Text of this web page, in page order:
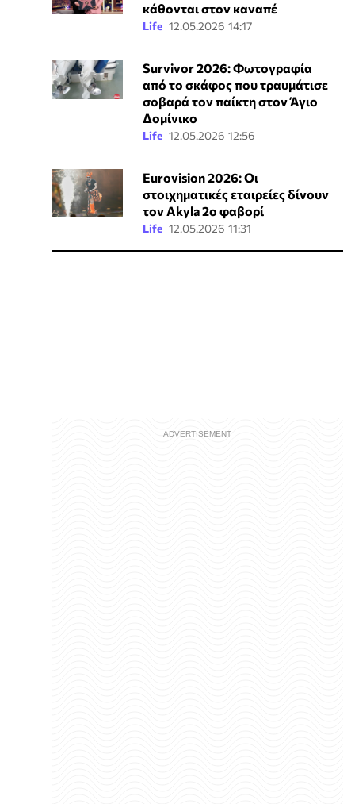
κάθονται στον καναπέ
Life 12.05.2026 14:17
Survivor 2026: Φωτογραφία
από το σκάφος που τραυμάτισε
σοβαρά τον παίκτη στον Άγιο
Δομίνικο
Life 12.05.2026 12:56
Eurovision 2026: Οι
στοιχηματικές εταιρείες δίνουν
τον Akyla 2ο φαβορί
Life 12.05.2026 11:31